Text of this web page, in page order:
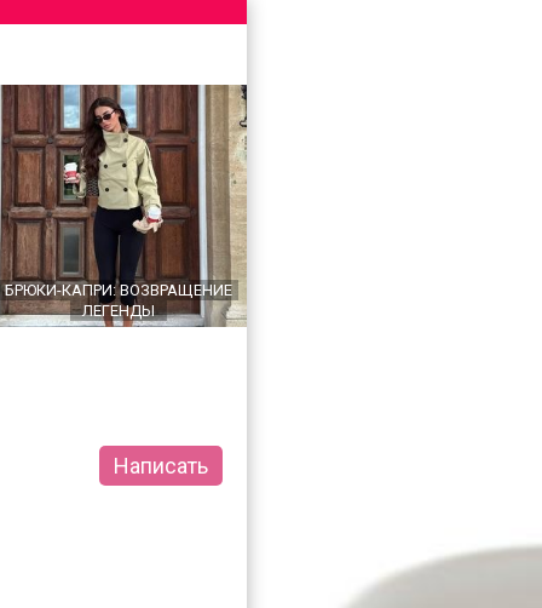
БРЮКИ-КАПРИ: ВОЗВРАЩЕНИЕ
ЛЕГЕНДЫ
Написать